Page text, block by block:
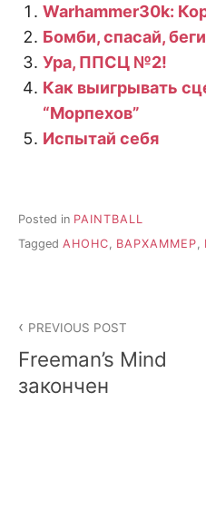
Warhammer30k:
Бомби, спасай,
Ура, ППСЦ №2!
Как выигрывать
“Морпехов”
Испытай себя
Posted in PAINTBALL
Tagged АНОНС ВАРХАММЕР
navigation
PREVIOUS POST
Freeman’s Mind
закончен